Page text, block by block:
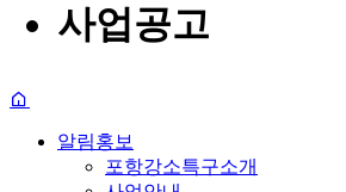
사업공고
알림홍보
포항강소특구소개